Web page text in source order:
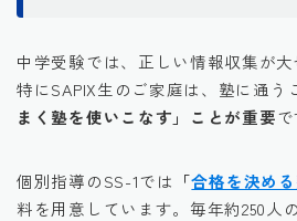
中学受験では、正しい情報収集が大
特にSAPIX生のご家庭は、塾に通う
まく塾を使いこなす」ことが重要で
個別指導のSS-1では 「合格を決め
料を用意しています。毎年約250人